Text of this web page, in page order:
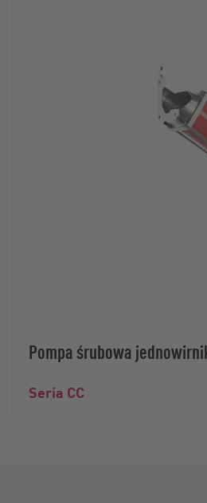
Pompa śrubowa
Seria CC